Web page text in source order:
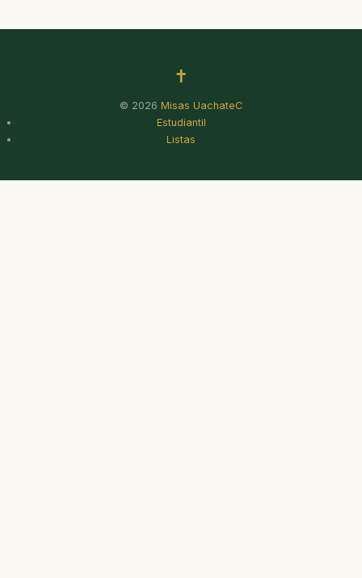
✝
© 2026 Misas UachateC
Estudiantil
Listas